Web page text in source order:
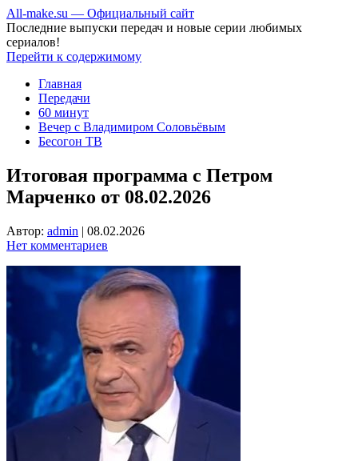
All-make.su — Официальный сайт
Последние выпуски передач и новые серии любимых
сериалов!
Перейти к содержимому
Главная
Передачи
60 минут
Вечер с Владимиром Соловьёвым
Бесогон ТВ
Итоговая программа с Петром
Марченко от 08.02.2026
Автор: admin | 08.02.2026
Нет комментариев